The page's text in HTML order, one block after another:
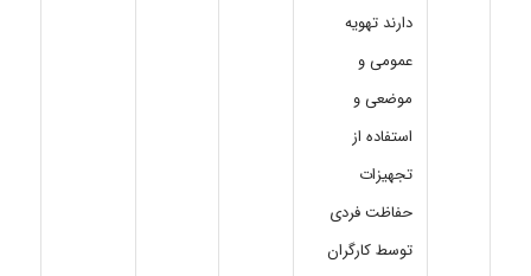
دارند تهویه
عمومی و
موضعی و
استفاده از
تجهیزات
حفاظت فردی
توسط کارگران